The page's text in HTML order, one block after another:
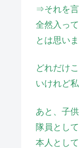
⇒それを言
全然入っ
とは思いま
どれだけ
いけれど
あと、子
隊員とし
本人とし